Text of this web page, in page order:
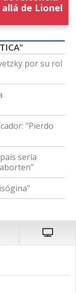
allá de Lionel
por su rol
"Pierdo
sería